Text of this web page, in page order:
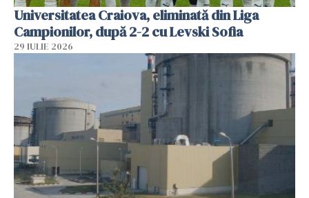
Universitatea Craiova, eliminată din Liga
Campionilor, după 2-2 cu Levski Sofia
29 IULIE 2026